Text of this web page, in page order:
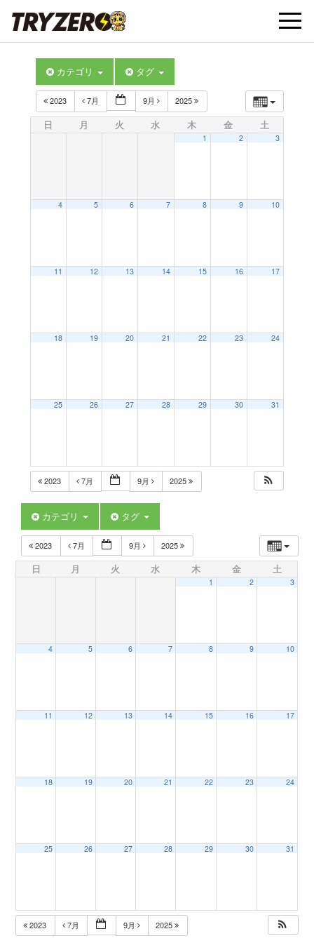
t
t
i
カテゴリ タグ
2023 7月 9月 2025
日 月 火 水 木 金 土
1 2 3
4 5 6 7 8 9 10
11 12 13 14 15 16 17
18 19 20 21 22 23 24
25 26 27 28 29 30 31
2023 7月 9月 2025
カテゴリ タグ
2023 7月 9月 2025
日 月 火 水 木 金 土
1 2 3
4 5 6 7 8 9 10
11 12 13 14 15 16 17
18 19 20 21 22 23 24
25 26 27 28 29 30 31
2023 7月 9月 2025